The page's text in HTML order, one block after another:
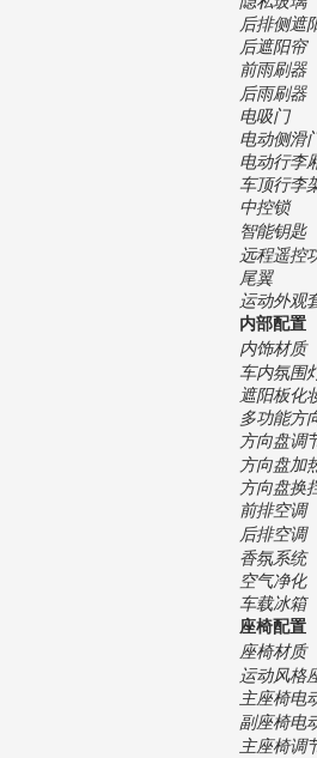
后排侧遮
后遮阳帘
前雨刷器
后雨刷器
电吸门
电动侧滑
电动行李
车顶行李
中控锁
智能钥匙
远程遥控
尾翼
运动外观
内部配置
内饰材质
车内氛围
遮阳板化
多功能方
方向盘调
方向盘加
方向盘换
前排空调
后排空调
香氛系统
空气净化
车载冰箱
座椅配置
座椅材质
运动风格
主座椅电
副座椅电
主座椅调